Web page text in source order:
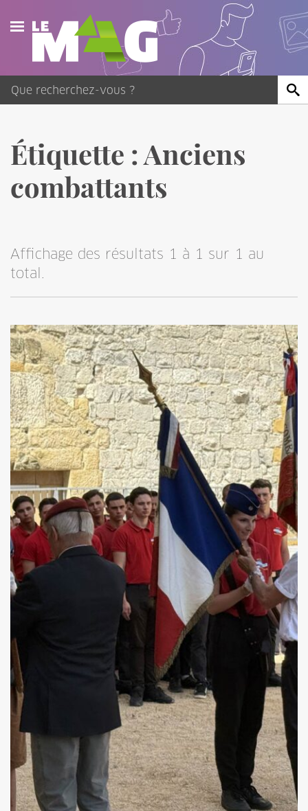
Actualités
Agenda
Vidéos
Contact
Étiquette :Anciens
combattants
Affichage des résultats 1 à 1 sur 1 au
total.